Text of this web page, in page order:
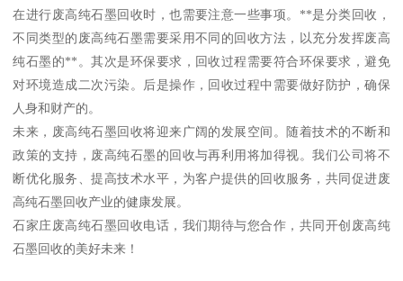
在进行废高纯石墨回收时，也需要注意一些事项。**是分类回收，
不同类型的废高纯石墨需要采用不同的回收方法，以充分发挥废高
纯石墨的**。其次是环保要求，回收过程需要符合环保要求，避免
对环境造成二次污染。后是操作，回收过程中需要做好防护，确保
人身和财产的。
未来，废高纯石墨回收将迎来广阔的发展空间。随着技术的不断和
政策的支持，废高纯石墨的回收与再利用将加得视。我们公司将不
断优化服务、提高技术水平，为客户提供的回收服务，共同促进废
高纯石墨回收产业的健康发展。
石家庄废高纯石墨回收电话，我们期待与您合作，共同开创废高纯
石墨回收的美好未来！